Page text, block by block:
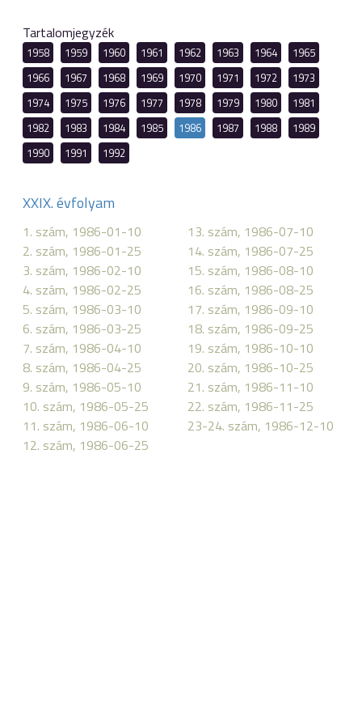
Tartalomjegyzék
1958 1959 1960 1961 1962 1963 1964
1965
1966
1967 1968 1969 1970 1971 1972
1973
1974
1975 1976 1977 1978 1979 1980
1981
1982
1983 1984 1985 1986 1987 1988
1989
1990
1991 1992
XXIX. évfolyam
1. szám, 1986-01-10
2. szám, 1986-01-25
3. szám, 1986-02-10
4. szám, 1986-02-25
5. szám, 1986-03-10
6. szám, 1986-03-25
7. szám, 1986-04-10
8. szám, 1986-04-25
9. szám, 1986-05-10
10. szám, 1986-05-25
11. szám, 1986-06-10
12. szám, 1986-06-25
13. szám, 1986-07-10
14. szám, 1986-07-25
15. szám, 1986-08-10
16. szám, 1986-08-25
17. szám, 1986-09-10
18. szám, 1986-09-25
19. szám, 1986-10-10
20. szám, 1986-10-25
21. szám, 1986-11-10
22. szám, 1986-11-25
23-24. szám, 1986-12-10